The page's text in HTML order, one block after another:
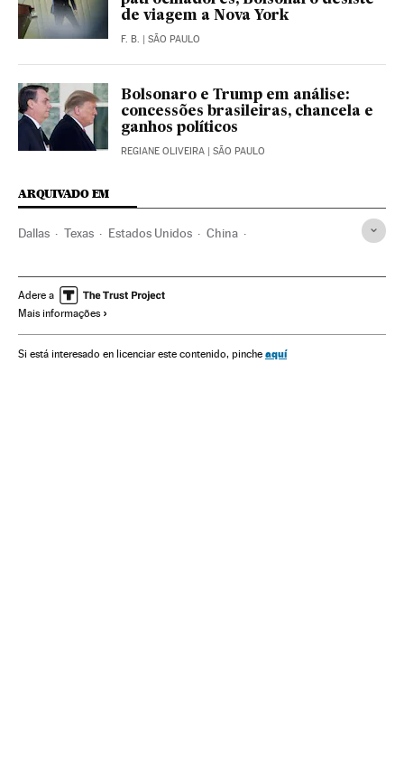
de viagem a Nova York
F. B. | SÃO PAULO
Bolsonaro e Trump em análise:
concessões brasileiras, chancela e
ganhos políticos
REGIANE OLIVEIRA | SÃO PAULO
ARQUIVADO EM
Dallas Texas Estados Unidos China
Ásia oriental América do Sul
Comércio
Adere a
Mais informações
Si está interesado en licenciar este contenido, pinche aquí